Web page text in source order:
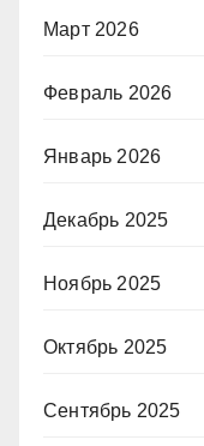
Март 2026
Февраль 2026
Январь 2026
Декабрь 2025
Ноябрь 2025
Октябрь 2025
Сентябрь 2025